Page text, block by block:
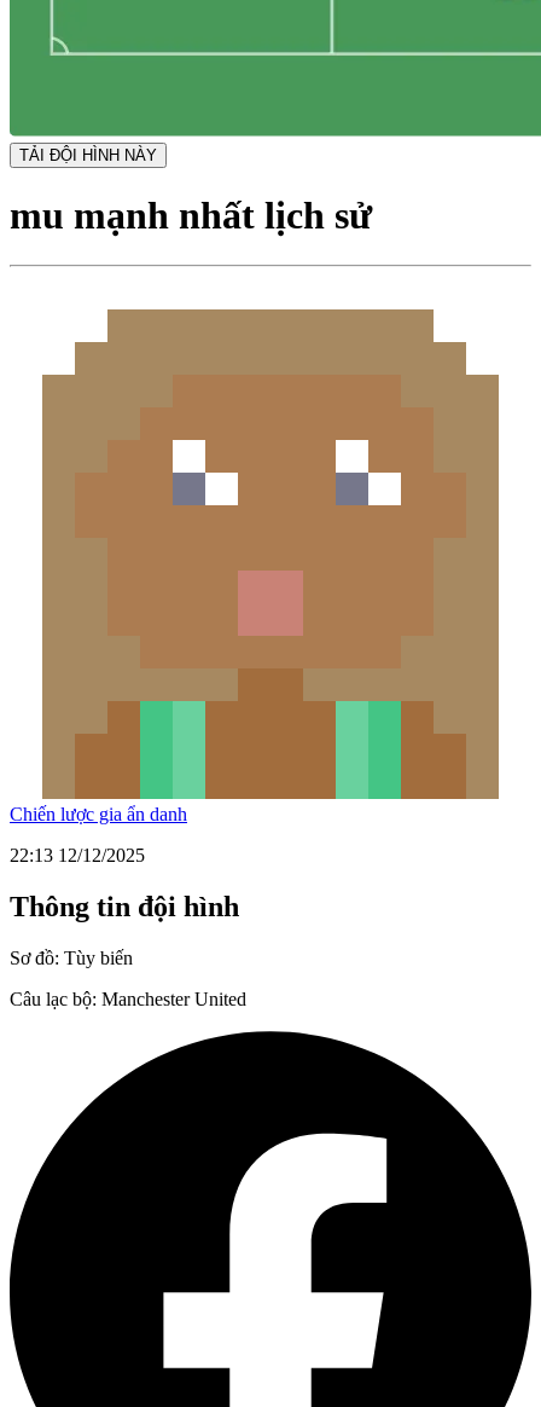
TẢI ĐỘI HÌNH NÀY
mu mạnh nhất lịch sử
Chiến lược gia ẩn danh
22:13 12/12/2025
Thông tin đội hình
Sơ đồ: Tùy biến
Câu lạc bộ: Manchester United